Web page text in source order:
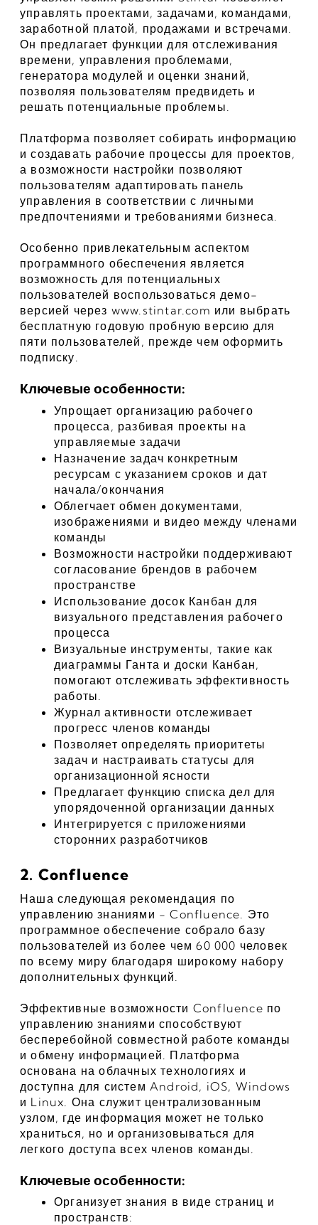
управлять проектами, задачами, командами,
заработной платой, продажами и встречами.
Он предлагает функции для отслеживания
времени, управления проблемами,
генератора модулей и оценки знаний,
позволяя пользователям предвидеть и
решать потенциальные проблемы.
Платформа позволяет собирать информацию
и создавать рабочие процессы для проектов,
а возможности настройки позволяют
пользователям адаптировать панель
управления в соответствии с личными
предпочтениями и требованиями бизнеса.
Особенно привлекательным аспектом
программного обеспечения является
возможность для потенциальных
пользователей воспользоваться демо-
версией через www.stintar.com или выбрать
бесплатную годовую пробную версию для
пяти пользователей, прежде чем оформить
подписку.
Ключевые особенности:
Упрощает организацию рабочего
процесса, разбивая проекты на
управляемые задачи
Назначение задач конкретным
ресурсам с указанием сроков и дат
начала/окончания
Облегчает обмен документами,
изображениями и видео между членами
команды
Возможности настройки поддерживают
согласование брендов в рабочем
пространстве
Использование досок Канбан для
визуального представления рабочего
процесса
Визуальные инструменты, такие как
диаграммы Ганта и доски Канбан,
помогают отслеживать эффективность
работы.
Журнал активности отслеживает
прогресс членов команды
Позволяет определять приоритеты
задач и настраивать статусы для
организационной ясности
Предлагает функцию списка дел для
упорядоченной организации данных
Интегрируется с приложениями
сторонних разработчиков
2. Confluence
Наша следующая рекомендация по
управлению знаниями - Confluence. Это
программное обеспечение собрало базу
пользователей из более чем 60 000 человек
по всему миру благодаря широкому набору
дополнительных функций.
Эффективные возможности Confluence по
управлению знаниями способствуют
бесперебойной совместной работе команды
и обмену информацией. Платформа
основана на облачных технологиях и
доступна для систем Android, iOS, Windows
и Linux. Она служит централизованным
узлом, где информация может не только
храниться, но и организовываться для
легкого доступа всех членов команды.
Ключевые особенности:
Организует знания в виде страниц и
пространств: